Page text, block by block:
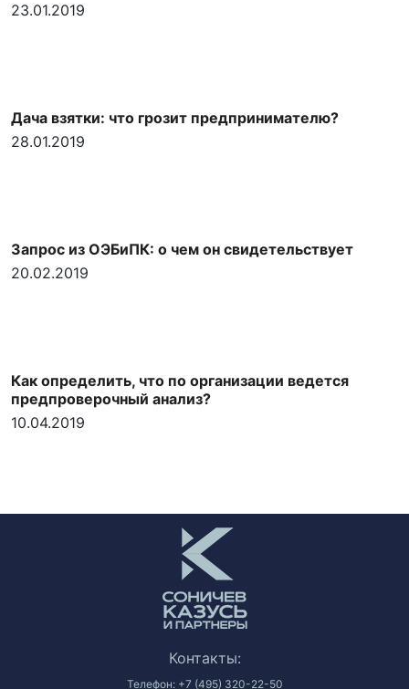
23.01.2019
Дача взятки: что грозит предпринимателю?
28.01.2019
Запрос из ОЭБиПК: о чем он свидетельствует
20.02.2019
Как определить, что по организации ведется
предпроверочный анализ?
10.04.2019
Контакты:
Телефон: +7 (495) 320-22-50